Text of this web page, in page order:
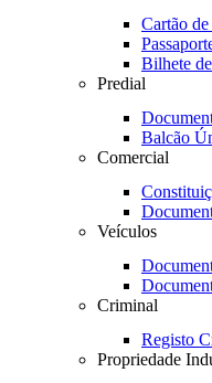
Cartão
Bilhete
Predial
Balcão
Comercial
Veículos
Criminal
Registo
Propriedade